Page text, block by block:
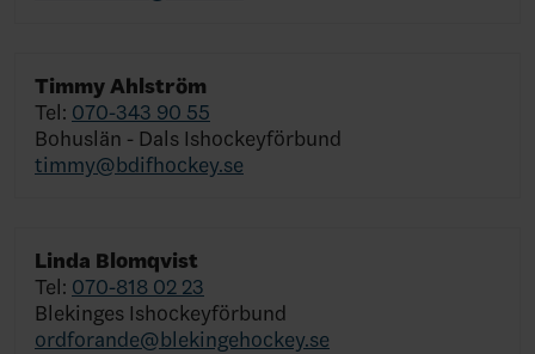
Timmy Ahlström
Tel: 070-343 90 55
Bohuslän - Dals Ishockeyförbund
timmy@bdifhockey.se
Linda Blomqvist
Tel: 070-818 02 23
Blekinges Ishockeyförbund
ordforande@blekingehockey.se